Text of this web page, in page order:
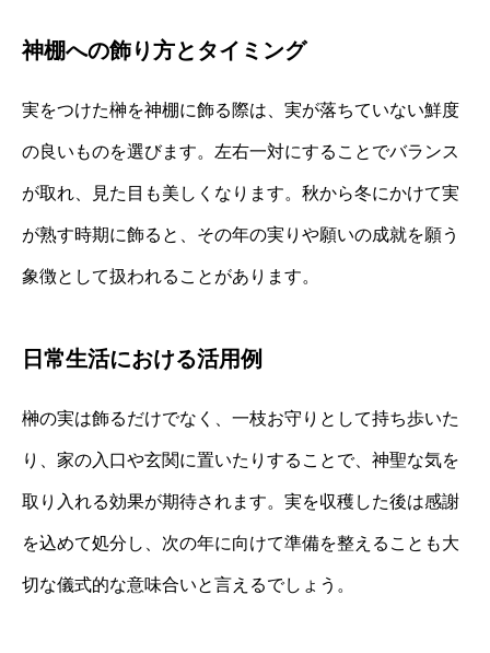
神棚への飾り方とタイミング
実をつけた榊を神棚に飾る際は、実が落ちていない鮮度
の良いものを選びます。左右一対にすることでバランス
が取れ、見た目も美しくなります。秋から冬にかけて実
が熟す時期に飾ると、その年の実りや願いの成就を願う
象徴として扱われることがあります。
日常生活における活用例
榊の実は飾るだけでなく、一枝お守りとして持ち歩いた
り、家の入口や玄関に置いたりすることで、神聖な気を
取り入れる効果が期待されます。実を収穫した後は感謝
を込めて処分し、次の年に向けて準備を整えることも大
切な儀式的な意味合いと言えるでしょう。